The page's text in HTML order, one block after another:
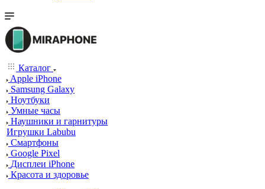
Каталог
Apple iPhone
Samsung Galaxy
Ноутбуки
Умные часы
Наушники и гарнитуры
Игрушки Labubu
Смартфоны
Google Pixel
Дисплеи iPhone
Красота и здоровье